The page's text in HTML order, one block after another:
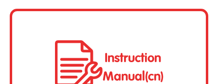
Instruction
Manual(cn)